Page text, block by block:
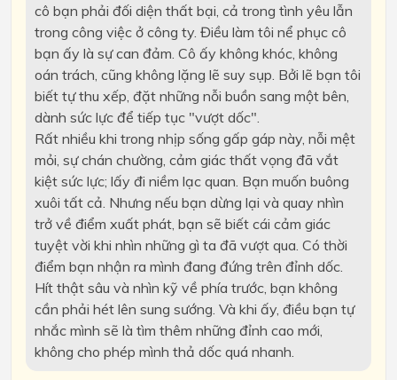
cô bạn phải đối diện thất bại, cả trong tình yêu lẫn
trong công việc ở công ty. Điều làm tôi nể phục cô
bạn ấy là sự can đảm. Cô ấy không khóc, không
oán trách, cũng không lặng lẽ suy sụp. Bởi lẽ bạn tôi
biết tự thu xếp, đặt những nỗi buồn sang một bên,
dành sức lực để tiếp tục "vượt dốc".
Rất nhiều khi trong nhịp sống gấp gáp này, nỗi mệt
mỏi, sự chán chường, cảm giác thất vọng đã vắt
kiệt sức lực; lấy đi niềm lạc quan. Bạn muốn buông
xuôi tất cả. Nhưng nếu bạn dừng lại và quay nhìn
trở về điểm xuất phát, bạn sẽ biết cái cảm giác
tuyệt vời khi nhìn những gì ta đã vượt qua. Có thời
điểm bạn nhận ra mình đang đứng trên đỉnh dốc.
Hít thật sâu và nhìn kỹ về phía trước, bạn không
cần phải hét lên sung sướng. Và khi ấy, điều bạn tự
nhắc mình sẽ là tìm thêm những đỉnh cao mới,
không cho phép mình thả dốc quá nhanh.